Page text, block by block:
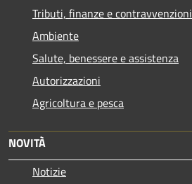
Tributi, finanze e contravvenzioni
Ambiente
Salute, benessere e assistenza
Autorizzazioni
Agricoltura e pesca
NOVITÀ
Notizie